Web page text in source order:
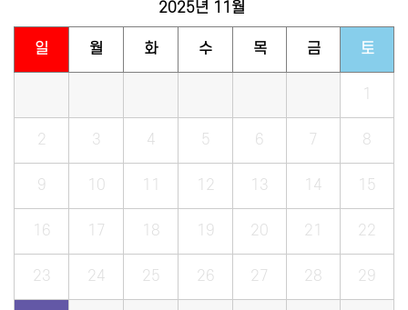
2025년 11월
일 월 화 수 목 금 토
1
2 3 4 5 6 7 8
9 10 11 12 13 14 15
16 17 18 19 20 21 22
23 24 25 26 27 28 29